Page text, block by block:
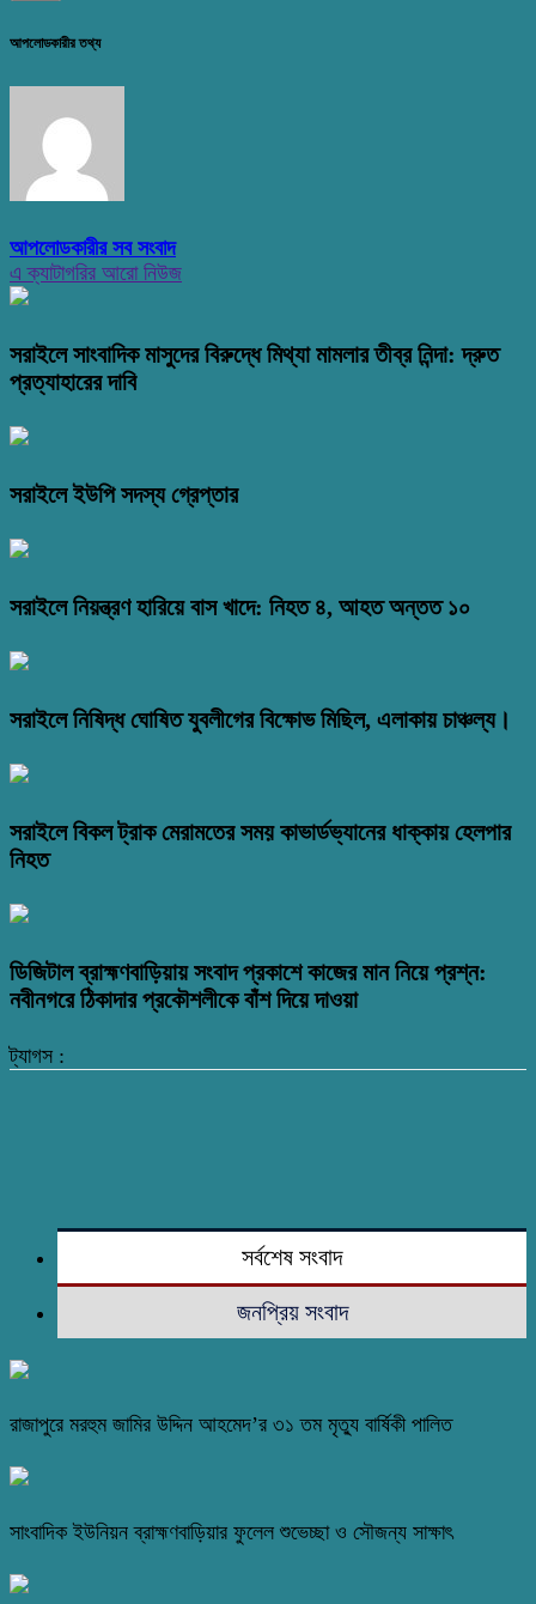
আপলোডকারীর তথ্য
আপলোডকারীর সব সংবাদ
এ ক্যাটাগরির আরো নিউজ
সরাইলে সাংবাদিক মাসুদের বিরুদ্ধে মিথ্যা মামলার তীব্র নিন্দা: দ্রুত
প্রত্যাহারের দাবি
সরাইলে ইউপি সদস্য গ্রেপ্তার
সরাইলে নিয়ন্ত্রণ হারিয়ে বাস খাদে: নিহত ৪, আহত অন্তত ১০
সরাইলে নিষিদ্ধ ঘোষিত যুবলীগের বিক্ষোভ মিছিল, এলাকায় চাঞ্চল্য।
সরাইলে বিকল ট্রাক মেরামতের সময় কাভার্ডভ্যানের ধাক্কায় হেলপার
নিহত
ডিজিটাল ব্রাহ্মণবাড়িয়ায় সংবাদ প্রকাশে কাজের মান নিয়ে প্রশ্ন:
নবীনগরে ঠিকাদার প্রকৌশলীকে বাঁশ দিয়ে দাওয়া
ট্যাগস :
সর্বশেষ সংবাদ
জনপ্রিয় সংবাদ
রাজাপুরে মরহুম জামির উদ্দিন আহমেদ’র ৩১ তম মৃত্যু বার্ষিকী পালিত
সাংবাদিক ইউনিয়ন ব্রাহ্মণবাড়িয়ার ফুলেল শুভেচ্ছা ও সৌজন্য সাক্ষাৎ